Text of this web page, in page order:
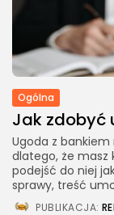
Ogólna
Jak zdobyć
Ugoda z
dlatego, że masz
podejść do niej
sprawy, treść
PUBLIKACJA: